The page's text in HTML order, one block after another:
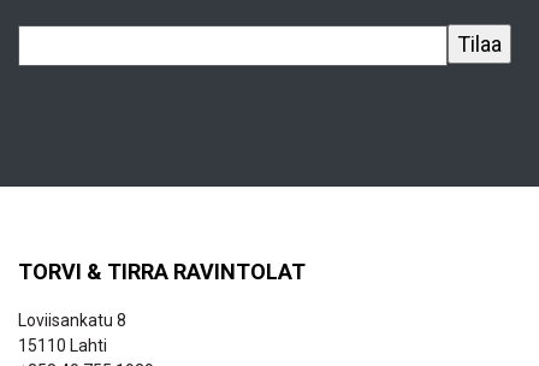
TORVI & TIRRA RAVINTOLAT
Loviisankatu 8
15110 Lahti